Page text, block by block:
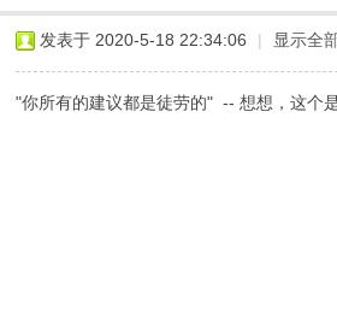
发表于 2020-5-18 22:34:06 | 显示全
"你所有的建议都是徒劳的" -- 想想，这个